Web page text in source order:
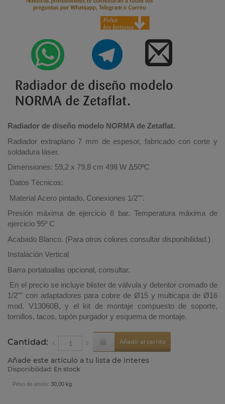
Radiador de diseño modelo
NORMA de Zetaflat.
Radiador de diseño modelo NORMA de Zetaflat.
Radiador extraplano 7 mm de espesor, fabricado con corte y
soldadura láser.
Dimensiones: 59,2 x 79,8 cm 498 W Δ50ºC
Datos Técnicos:
Material Acero pintado, Conexiones 1/2"".
Presión máxima de ejercicio 8 bar. Temperatura máxima de
ejercicio 95º C
Acabado Blanco. (Para otros colores consultar disponibilidad.)
Instalación Vertical
Barra portatoallas opcional, consultar.
En el precio se incluye blister de válvula y detentor cromado de
1/2"" con adaptadores para cobre de Ø15 y multicapa de Ø16
mod. V13060B, y el kit de montaje compuesto de soporte,
tornillos, tacos, tapón purgador y esquema de montaje.
Cantidad: Añadir al carrito
Añade este artículo a tu lista de interes
Disponibilidad: En stock
Peso de envío: 30,00 kg